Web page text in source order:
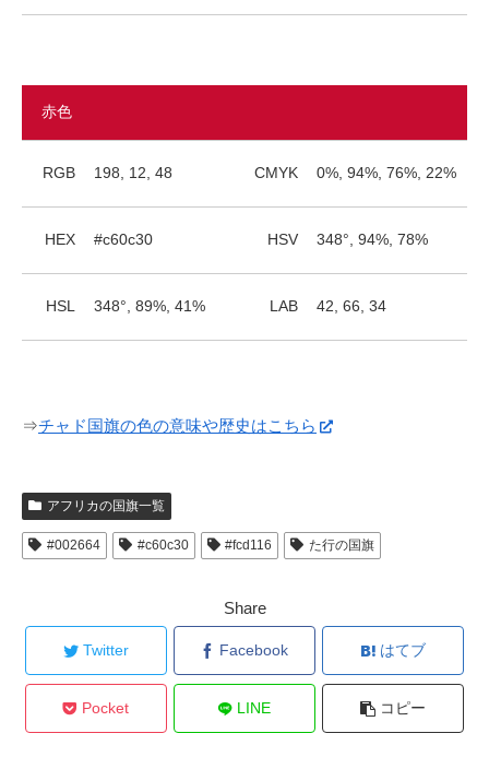
赤色
RGB 198, 12, 48 CMYK 0%, 94%, 76%, 22%
HEX #c60c30 HSV 348°, 94%, 78%
HSL 348°, 89%, 41% LAB 42, 66, 34
⇒チャド国旗の色の意味や歴史はこちら
アフリカの国旗一覧
#002664 #c60c30 #fcd116 た行の国旗
Share
Twitter Facebook はてブ
Pocket LINE コピー